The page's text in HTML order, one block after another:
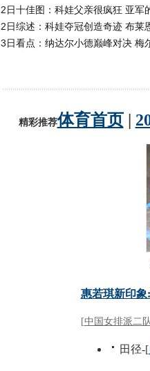
2日十佳图：科娃父亲很疯狂 亚军
2日综述：科娃夺冠创造奇迹 布莱
3日看点：纳达尔小德巅峰对决 梅